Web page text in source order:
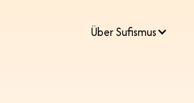
​Über Sufismus